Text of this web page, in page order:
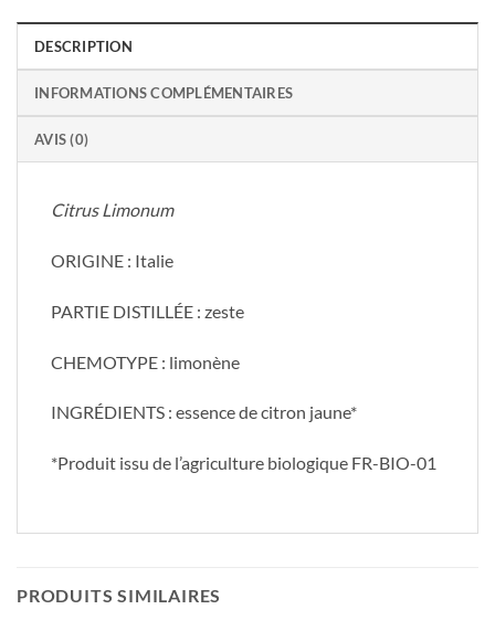
DESCRIPTION
INFORMATIONS COMPLÉMENTAIRES
AVIS (0)
Citrus Limonum
ORIGINE : Italie
PARTIE DISTILLÉE : zeste
CHEMOTYPE : limonène
INGRÉDIENTS : essence de citron jaune*
*Produit issu de l’agriculture biologique FR-BIO-01
PRODUITS SIMILAIRES